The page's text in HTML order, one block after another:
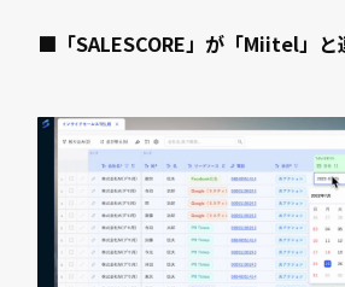
■「SALESCORE」が「Miitel」と